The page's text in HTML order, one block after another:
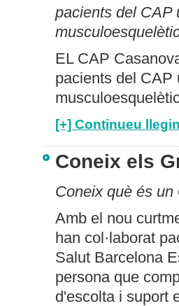
pacients del CAP
EL CAP
pacients del CAP
[+] Continueu
Coneix els
Coneix què és
Amb el nou
han col·laborat
Salut Barcelona
persona que
d'escolta i suport